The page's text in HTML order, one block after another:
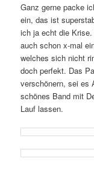
Ganz gerne packe
ein, das ist
ich ja echt die
auch schon x-mal
welches sich nicht
doch perfekt. Das
verschönern, sei es
schönes Band mit
Lauf lassen.